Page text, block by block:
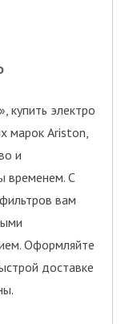
купить электро
марок Ariston,
и
временем. С
вам
Оформляйте
доставке